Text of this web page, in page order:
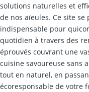
solutions naturelles et
de nos aïeules. Ce site
indispensable pour
quotidien à travers des
éprouvés couvrant une
cuisine savoureuse sans
tout en naturel, en
écoresponsable de votre